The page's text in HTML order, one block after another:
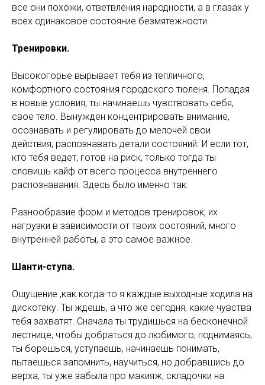
все они похожи, ответвления народности, а в глазах у
всех одинаковое состояние безмятежности.
Тренировки.
Высокогорье вырывает тебя из тепличного,
комфортного состояния городского тюленя. Попадая
в новые условия, ты начинаешь чувствовать себя,
свое тело. Вынужден концентрировать внимание,
осознавать и регулировать до мелочей свои
действия, распознавать детали состояний. И если тот,
кто тебя ведет, готов на риск, только тогда ты
словишь кайф от всего процесса внутреннего
распознавания. Здесь было именно так.
Разнообразие форм и методов тренировок, их
нагрузки в зависимости от твоих состояний, много
внутренней работы, а это самое важное.
Шанти-ступа.
Ощущение ,как когда-то я каждые выходные ходила на
дискотеку. Ты ждешь, а что же сегодня, какие чувства
тебя захватят. Сначала ты трудишься на бесконечной
лестнице, чтобы добраться до любимого, поднимаясь,
ты борешься, уступаешь, начинаешь понимать,
пытаешься запомнить, научиться, но добравшись до
верха, ты уже забыла про макияж, складочки на